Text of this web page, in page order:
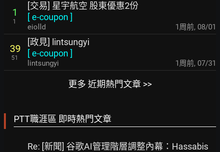
1
1
[交易] 星宇航空 股東優惠2份
[e-coupon ]
eiolld 1周前, 08/01
39
51
[政見] lintsungyi
[e-coupon ]
lintsungyi 1周前, 07/31
更多 近期熱門文章 >>
PTT職涯區 即時熱門文章
Re: [新聞] 谷歌AI管理階層調整內幕：Hassabis